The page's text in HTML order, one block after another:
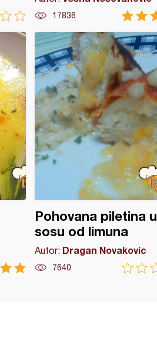
17836
Pohovana piletina u
sosu od limuna
Autor: Dragan Novakovic
7640